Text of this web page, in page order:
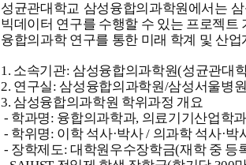
성균관대학교 삼성융합의과학원에서는
빅데이터 연구를 수행할 수 있는 프로젝트
융합의과학 연구를 통한 미래 학계 및 산
1. 소속기관: 삼성융합의과학원(성균관대
2. 연구실: 삼성융합의과학원/삼성서울병원
3. 삼성융합의과학원 학위과정 개요
- 학과명: 융합의과학과, 의료기기산업학
- 학위명: 이학 석사·박사 / 의과학 석사·
- 장학제도: 대학원우수장학금(재학 중 등